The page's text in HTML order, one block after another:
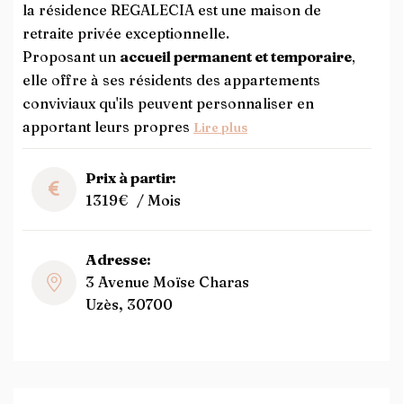
la résidence REGALECIA est une maison de
retraite privée exceptionnelle.
Proposant un accueil permanent et temporaire,
elle offre à ses résidents des appartements
conviviaux qu'ils peuvent personnaliser en
apportant leurs propres Lire plus
Prix à partir:
1319€ / Mois
Adresse:
3 Avenue Moïse Charas
Uzès, 30700